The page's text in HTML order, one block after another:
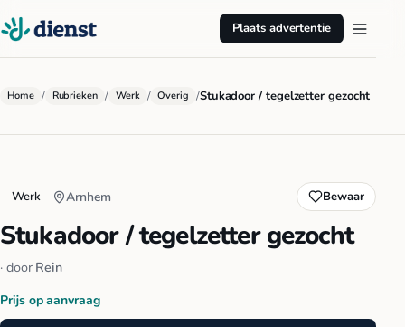
Plaats advertentie
Home / Rubrieken / Werk / Overig /Stukadoor / tegelzetter gezocht
Werk Arnhem Bewaar
Stukadoor / tegelzetter gezocht
· door Rein
Prijs op aanvraag